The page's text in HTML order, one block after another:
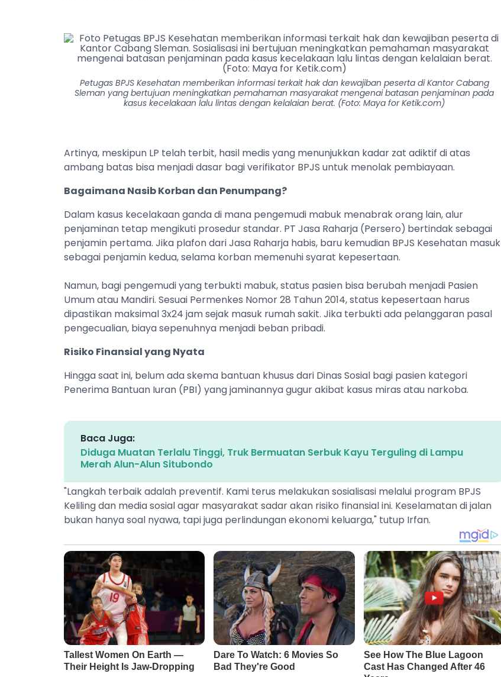
Petugas BPJS Kesehatan memberikan informasi terkait hak dan kewajiban peserta di Kantor Cabang
Sleman yang bertujuan meningkatkan pemahaman masyarakat mengenai batasan penjaminan pada
kasus kecelakaan lalu lintas dengan kelalaian berat. (Foto: Maya for Ketik.com)
Artinya, meskipun LP telah terbit, hasil medis yang menunjukkan kadar zat adiktif di atas
ambang batas bisa menjadi dasar bagi verifikator BPJS untuk menolak pembiayaan.
Bagaimana Nasib Korban dan Penumpang?
Dalam kasus kecelakaan ganda di mana pengemudi mabuk menabrak orang lain, alur
penjaminan tetap mengikuti prosedur standar. PT Jasa Raharja (Persero) bertindak sebagai
penjamin pertama. Jika plafon dari Jasa Raharja habis, baru kemudian BPJS Kesehatan masuk
sebagai penjamin kedua, selama korban memenuhi syarat kepesertaan.
Namun, bagi pengemudi yang terbukti mabuk, status pasien bisa berubah menjadi Pasien
Umum atau Mandiri. Sesuai Permenkes Nomor 28 Tahun 2014, status kepesertaan harus
dipastikan maksimal 3x24 jam sejak masuk rumah sakit. Jika terbukti ada pelanggaran pasal
pengecualian, biaya sepenuhnya menjadi beban pribadi.
Risiko Finansial yang Nyata
Hingga saat ini, belum ada skema bantuan khusus dari Dinas Sosial bagi pasien kategori
Penerima Bantuan Iuran (PBI) yang jaminannya gugur akibat kasus miras atau narkoba.
Baca Juga:
Diduga Muatan Terlalu Tinggi, Truk Bermuatan Serbuk Kayu Terguling di Lampu
Merah Alun-Alun Situbondo
"Langkah terbaik adalah preventif. Kami terus melakukan sosialisasi melalui program BPJS
Keliling dan media sosial agar masyarakat sadar akan risiko finansial ini. Keselamatan di jalan
bukan hanya soal nyawa, tapi juga perlindungan ekonomi keluarga," tutup Irfan.